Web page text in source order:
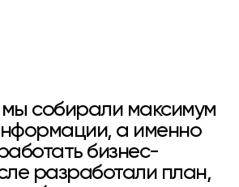
собирали максимум
а именно
бизнес-
разработали план,